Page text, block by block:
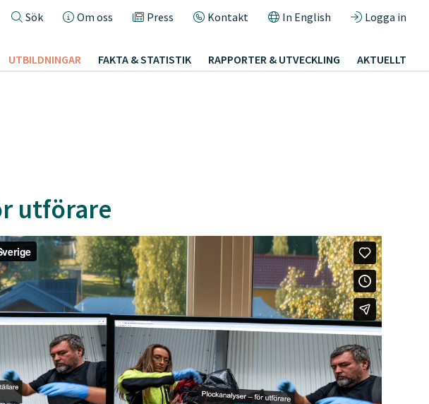
Sök Om oss Press Kontakt In English Logga in
UTBILDNINGAR FAKTA & STATISTIK RAPPORTER & UTVECKLING AKTUELLT
utförare